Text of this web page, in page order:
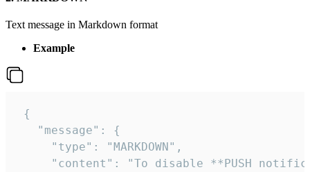
Text message in Markdown format
Example
{
   "message": {
     "type": "MARKDOWN",
"content": "To disable **PUSH